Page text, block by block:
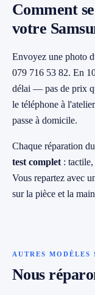
Comment
votre
Envoyez une photo
079 716 53 82. En
délai — pas de prix
le téléphone à
passe à domicile.
Chaque réparation
test complet : tactile,
Vous repartez avec
sur la pièce et la
AUTRES MODÈLES
Nous